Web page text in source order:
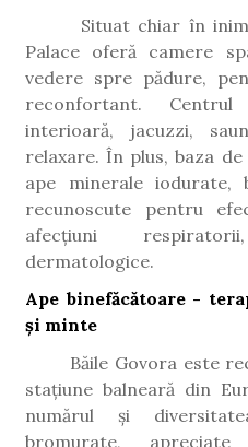
Situat chiar în
Palace oferă camere
vedere spre pădure,
reconfortant.
interioară, jacuzzi,
relaxare. În plus, baza
ape minerale iodurate,
recunoscute pentru
afecțiuni
dermatologice.
Ape binefăcătoare -
și minte
Băile Govora este
stațiune balneară din
numărul și
bromurate,